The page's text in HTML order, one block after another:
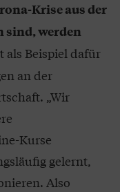
Krise aus der
sind, werden
als Beispiel dafür
an der
„Wir
Kurse
gelernt,
Also